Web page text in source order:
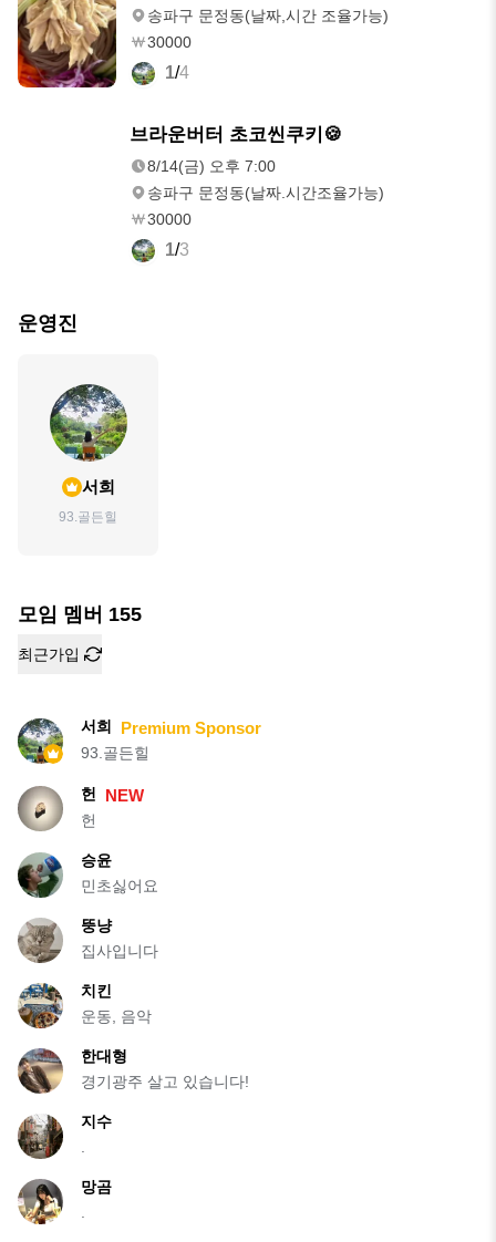
송파구 문정동(날짜,시간 조율가능)
30000
1/4
브라운버터 초코씬쿠키🍪
8/14(금) 오후 7:00
송파구 문정동(날짜.시간조율가능)
30000
1/3
운영진
서희
93.골든힐
모임 멤버 155
최근가입
서희 Premium Sponsor
93.골든힐
헌 NEW
헌
승윤
민초싫어요
뚱냥
집사입니다
치킨
운동, 음악
한대형
경기광주 살고 있습니다!
지수
망곰